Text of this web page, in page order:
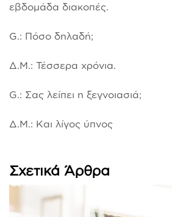
εβδομάδα διακοπές.
G.: Πόσο δηλαδή;
Δ.Μ.: Τέσσερα χρόνια.
G.: Σας λείπει η ξεγνοιασιά;
Δ.Μ.: Και λίγος ύπνος